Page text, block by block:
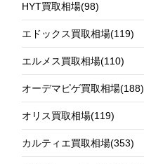
HYT買取相場(98)
エドックス買取相場(119)
エルメス買取相場(110)
オーデマピゲ買取相場(188)
オリス買取相場(119)
カルティエ買取相場(353)